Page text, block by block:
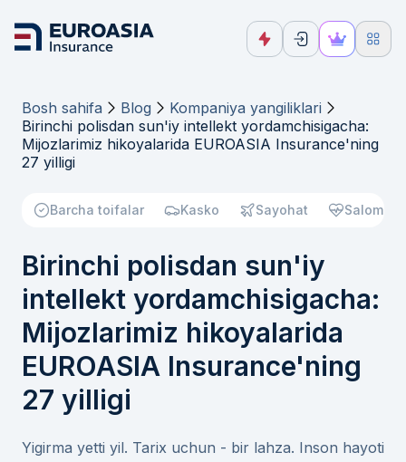
Bosh sahifa Blog
Kompaniya yangiliklari
Birinchi polisdan sun'iy intellekt yordamchisigacha:
Mijozlarimiz hikoyalarida EUROASIA Insurance'ning
27 yilligi
Barcha toifalar Kasko Sayohat
Birinchi polisdan sun'iy
intellekt yordamchisigacha:
Mijozlarimiz hikoyalarida
EUROASIA Insurance'ning
27 yilligi
Yigirma yetti yil. Tarix uchun - bir lahza. Inson hayoti